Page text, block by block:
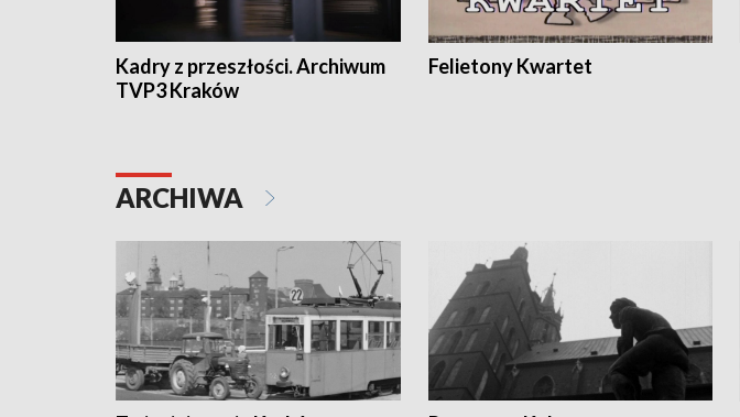
Kadry z przeszłości. Archiwum
TVP3 Kraków
Felietony Kwartet
ARCHIWA